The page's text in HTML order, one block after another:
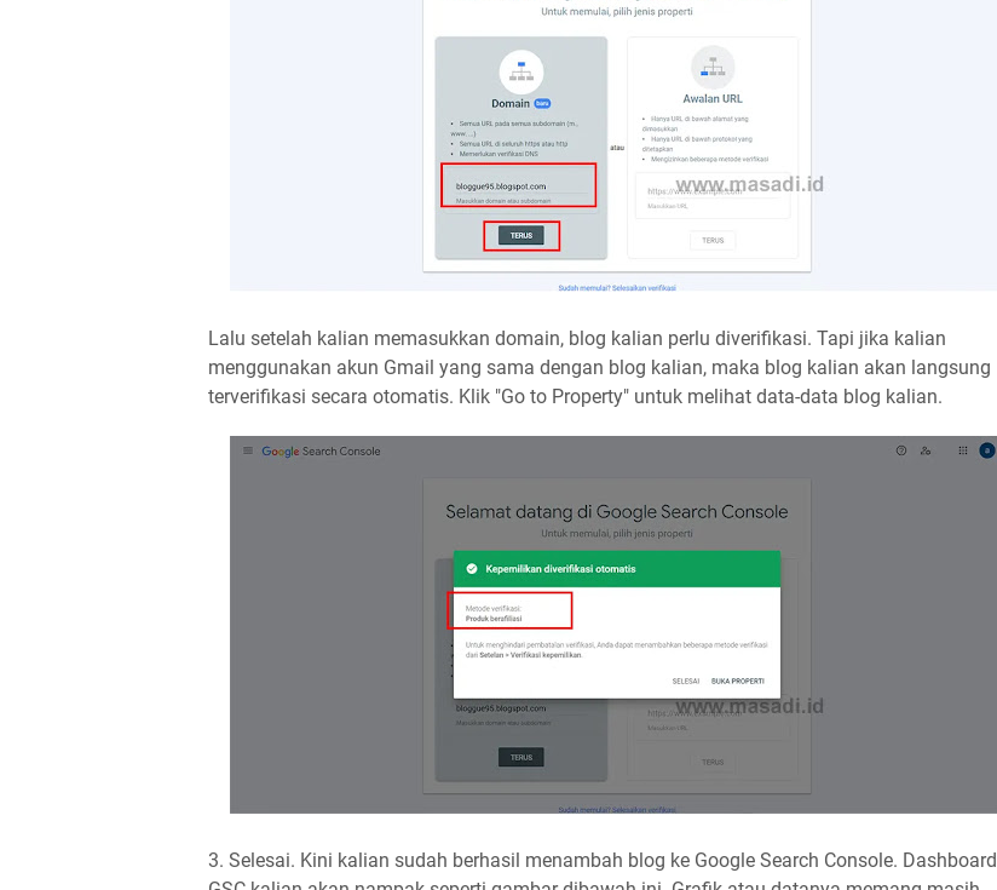
Lalu setelah kalian memasukkan domain, blog kalian perlu diverifikasi. Tapi jika kalian
menggunakan akun Gmail yang sama dengan blog kalian, maka blog kalian akan langsung
terverifikasi secara otomatis. Klik "Go to Property" untuk melihat data-data blog kalian.
3. Selesai. Kini kalian sudah berhasil menambah blog ke Google Search Console. Dashboard